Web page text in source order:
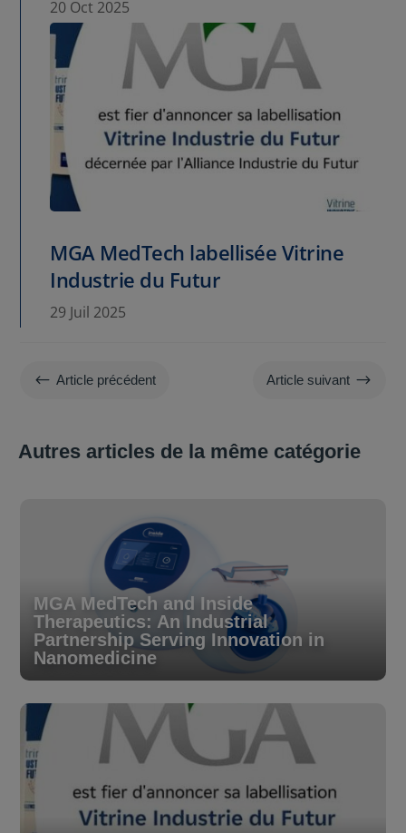
20 Oct 2025
MGA MedTech labellisée Vitrine
Industrie du Futur
29 Juil 2025
# Article précédent Article suivant $
Autres articles de la même catégorie
MGA MedTech and Inside
Therapeutics: An Industrial
Partnership Serving Innovation in
Nanomedicine